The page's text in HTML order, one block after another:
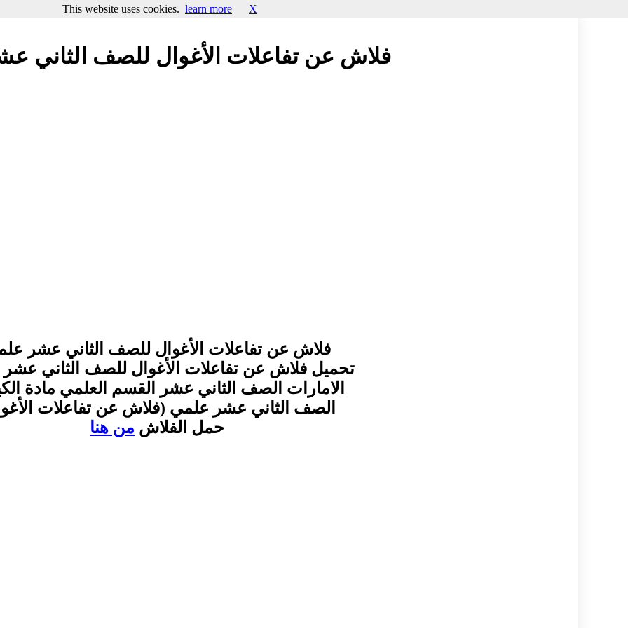
فلاش عن تفاعلات الأغوال للصف الثاني
فلاش عن تفاعلات الأغوال للصف الثاني عشر
تحميل فلاش عن تفاعلات الأغوال للصف الثاني
الامارات الصف الثاني عشر القسم العلمي مادة
الصف الثاني عشر علمي (فلاش عن تفاعلات
حمل الفلاش من هنا
This website uses cookies. learn more X